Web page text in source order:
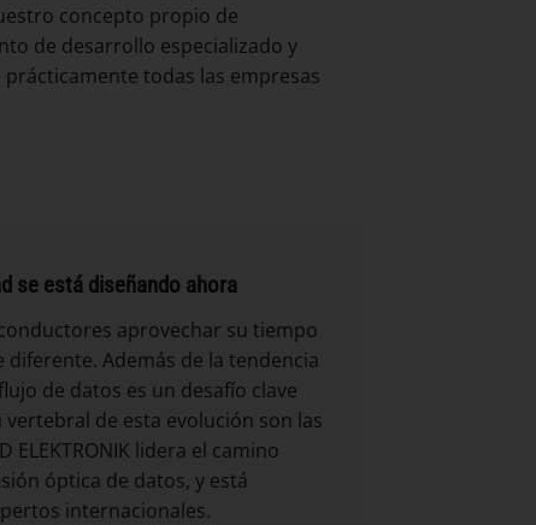
concepto propio de
de desarrollo especializado y
todas las empresas
se está diseñando ahora
aprovechar su tiempo
Además de la tendencia
de datos es un desafío clave
de esta evolución son las
lidera el camino
óptica de datos, y está
internacionales.